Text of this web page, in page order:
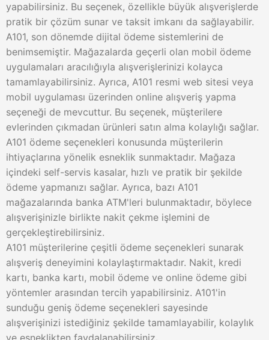
yapabilirsiniz. Bu seçenek, özellikle büyük alışverişlerde
pratik bir çözüm sunar ve taksit imkanı da sağlayabilir.
A101, son dönemde dijital ödeme sistemlerini de
benimsemiştir. Mağazalarda geçerli olan mobil ödeme
uygulamaları aracılığıyla alışverişlerinizi kolayca
tamamlayabilirsiniz. Ayrıca, A101 resmi web sitesi veya
mobil uygulaması üzerinden online alışveriş yapma
seçeneği de mevcuttur. Bu seçenek, müşterilere
evlerinden çıkmadan ürünleri satın alma kolaylığı sağlar.
A101 ödeme seçenekleri konusunda müşterilerin
ihtiyaçlarına yönelik esneklik sunmaktadır. Mağaza
içindeki self-servis kasalar, hızlı ve pratik bir şekilde
ödeme yapmanızı sağlar. Ayrıca, bazı A101
mağazalarında banka ATM'leri bulunmaktadır, böylece
alışverişinizle birlikte nakit çekme işlemini de
gerçekleştirebilirsiniz.
A101 müşterilerine çeşitli ödeme seçenekleri sunarak
alışveriş deneyimini kolaylaştırmaktadır. Nakit, kredi
kartı, banka kartı, mobil ödeme ve online ödeme gibi
yöntemler arasından tercih yapabilirsiniz. A101'in
sunduğu geniş ödeme seçenekleri sayesinde
alışverişinizi istediğiniz şekilde tamamlayabilir, kolaylık